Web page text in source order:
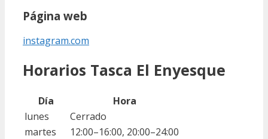
Página web
instagram.com
Horarios Tasca El Enyesque
Día
Hora
lunes
Cerrado
martes
12:00–16:00, 20:00–24:00